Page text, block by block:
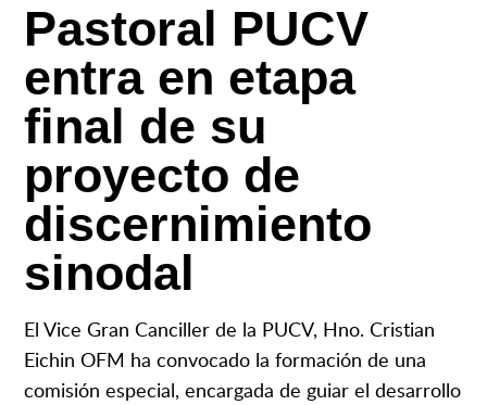
Pastoral PUCV
entra en etapa
final de su
proyecto de
discernimiento
sinodal
El Vice Gran Canciller de la PUCV, Hno. Cristian
Eichin OFM ha convocado la formación de una
comisión especial, encargada de guiar el desarrollo